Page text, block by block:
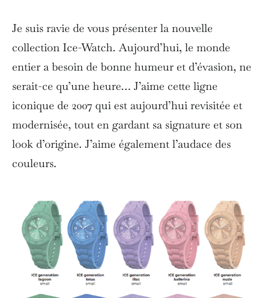
Je suis ravie de vous présenter la nouvelle
collection Ice-Watch. Aujourd’hui, le monde
entier a besoin de bonne humeur et d’évasion, ne
serait-ce qu’une heure… J’aime cette ligne
iconique de 2007 qui est aujourd’hui revisitée et
modernisée, tout en gardant sa signature et son
look d’origine. J’aime également l’audace des
couleurs.